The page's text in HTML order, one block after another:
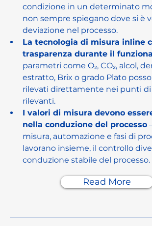
condizione in un determinato
non sempre spiegano dove si è
deviazione nel processo.
La tecnologia di misura inline
trasparenza durante il
parametri come O₂, CO₂, alcol,
estratto, Brix o grado Plato
rilevati direttamente nei punti di
rilevanti.
I valori di misura devono
nella conduzione del processo
misura, automazione e fasi di
lavorano insieme, il controllo
conduzione stabile del processo.
Read More